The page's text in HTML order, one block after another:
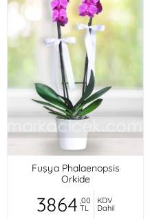
Fuşya Phalaenopsis
Orkide
3864 ,00
TL
KDV
Dahil